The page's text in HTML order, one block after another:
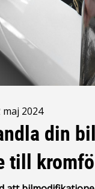
maj 2024
din
till